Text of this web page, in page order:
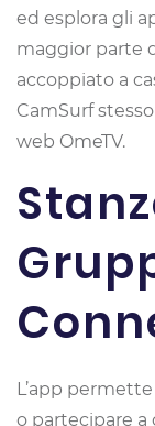
ed esplora gli
maggior parte
accoppiato a
CamSurf
web OmeTV.
L’app
o partecipare